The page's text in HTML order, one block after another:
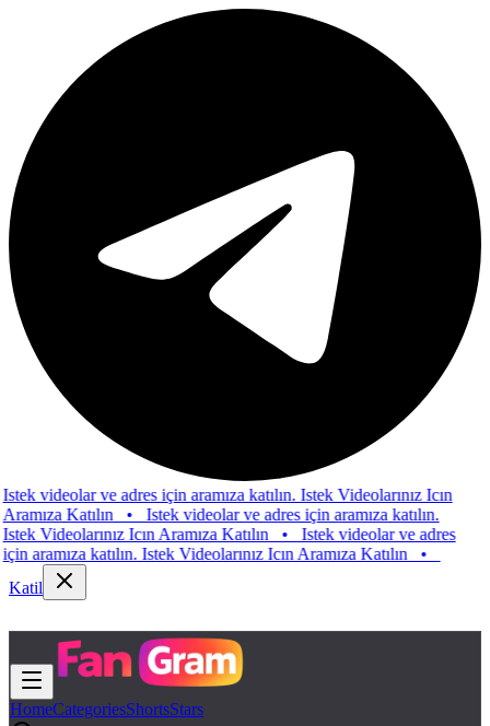
videolar ve adres için aramıza katılın. Istek Videolarınız Icın
Katılın• Istek videolar ve adres için aramıza katılın.
Videolarınız Icın Aramıza Katılın• Istek videolar ve adres
katılın. Istek Videolarınız Icın Aramıza Katılın•
Katil
HomeCategoriesShortsStars